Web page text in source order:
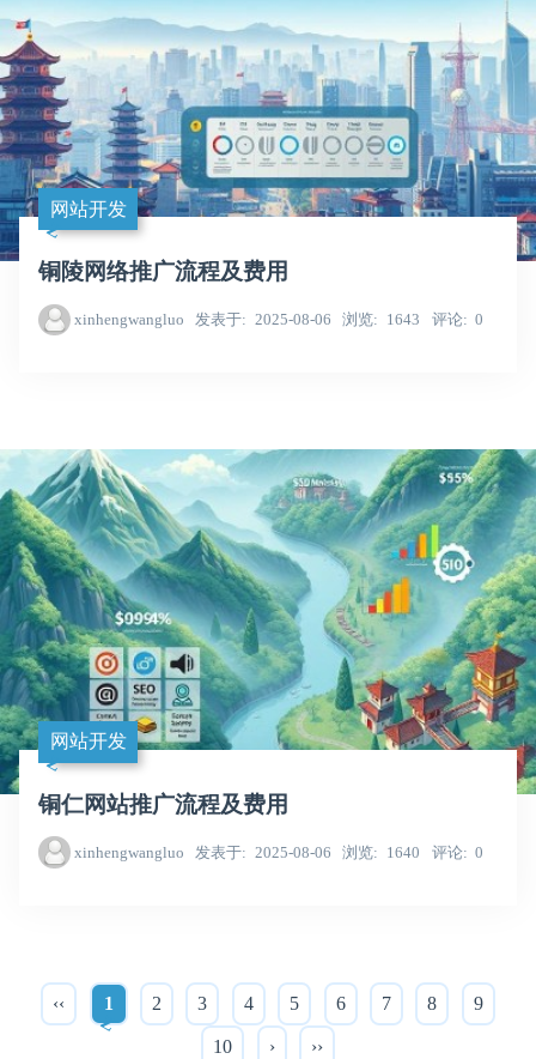
网站开发
铜陵网络推广流程及费用
xinhengwangluo 发表于 2025-08-06 浏览 1643 评论 0
网站开发
铜仁网站推广流程及费用
xinhengwangluo 发表于 2025-08-06 浏览 1640 评论 0
‹‹ 1 2 3 4 5 6 7 8 9
10 › ››